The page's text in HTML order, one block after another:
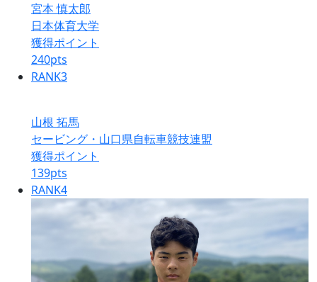
宮本 慎太郎
日本体育大学
獲得ポイント
240pts
RANK3
山根 拓馬
セービング・山口県自転車競技連盟
獲得ポイント
139pts
RANK4